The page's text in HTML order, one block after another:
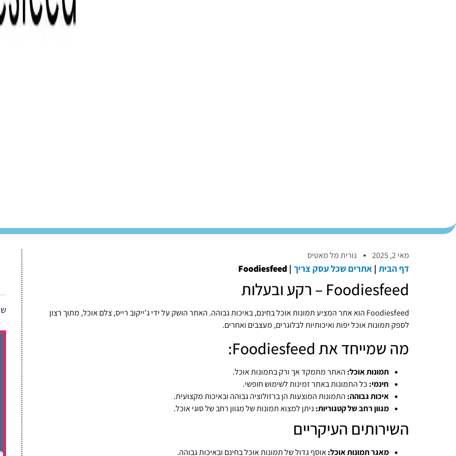
מאי 2, 2025 נורית מל מאטיס
דף הבית | אתרים שכל עסק צריך |
Foodiesfeed
Foodiesfeed – רקע ובעלות
Foodiesfeed הוא אתר המציע תמונות אוכל בחינם, באיכות גבוהה. האתר הושק על ידי ג'ייקוב רייס, צלם אוכל, מתוך רצון
לספק תמונות אוכל יפות ואיכותיות לבלוגרים, מעצבים ואחרים.
מה שמייחד את Foodiesfeed:
תמונות אוכל: האתר מתמקד אך ורק בתמונות אוכל.
חינמי: כל התמונות באתר זמינות לשימוש חופשי.
איכות גבוהה: התמונות המוצעות הן ברזולוציה גבוהה ובאיכות מקצועית.
מגוון רחב של קטגוריות: ניתן למצוא תמונות של מגוון רחב של סוגי אוכל.
השירותים העיקריים
מאגר תמונות אוכל:אוסף גדול של תמונות אוכל בחינם ובאיכות גבוהה.